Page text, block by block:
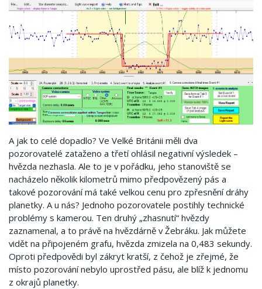
A jak to celé dopadlo? Ve Velké Británii měli dva
pozorovatelé zataženo a třetí ohlásil negativní výsledek –
hvězda nezhasla. Ale to je v pořádku, jeho stanoviště se
nacházelo několik kilometrů mimo předpovězený pás a
takové pozorování má také velkou cenu pro zpřesnění dráhy
planetky. A u nás? Jednoho pozorovatele postihly technické
problémy s kamerou. Ten druhý „zhasnutí“ hvězdy
zaznamenal, a to právě na hvězdárně v Žebráku. Jak můžete
vidět na připojeném grafu, hvězda zmizela na 0,483 sekundy.
Oproti předpovědi byl zákryt kratší, z čehož je zřejmé, že
místo pozorování nebylo uprostřed pásu, ale blíž k jednomu
z okrajů planetky.